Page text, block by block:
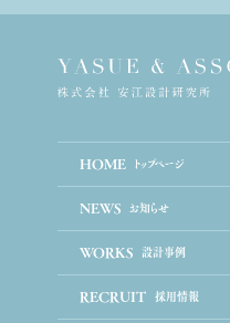
HOME トップページ
NEWS お知らせ
WORKS 設計事例
RECRUIT 採用情報